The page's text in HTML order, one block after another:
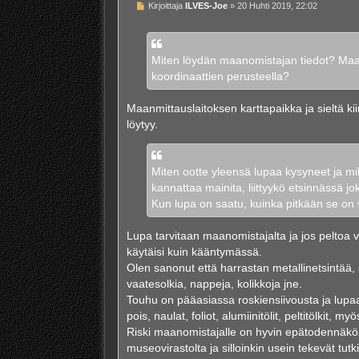
V
s
Kirjoittaja ILVES-Joe »20 Huhti 2019, 22:02
Miten löydän maanomistajan tiedot?
koordinaattien perusteella?
Maanmittauslaitoksen karttapaikka ja sieltä
löytyy.
Miten ootte yleensä lupaa kysyneet ja
kannattaa mainita, liittyykö etsinnässä
Kun lupa on saatu, kuinka pitkään se on
Lupa tarvitaan maanomistajalta ja jos peltoa
käytäisi kuin kääntymässä.
Olen sanonut että harrastan
vaatesolkia, nappeja, kolikkoja jne.
Touhu on pääasiassa roskiensiivousta ja
pois, naulat, foliot, alumiinitölit, peltitölkit,
Riski maanomistajalle on hyvin
museovirastolta ja silloinkin usein tekevät